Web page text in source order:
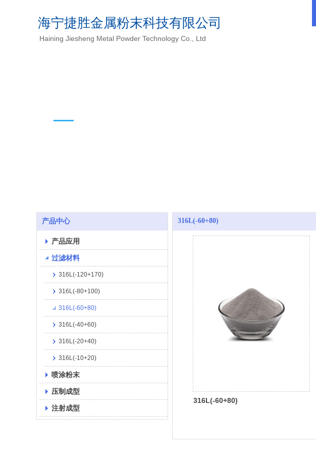
海宁捷胜金属粉末科技有限公司
Haining Jiesheng Metal Powder Technology Co., Ltd
产品中心
产品应用
过滤材料
316L(-120+170)
316L(-80+100)
316L(-60+80)
316L(-40+60)
316L(-20+40)
316L(-10+20)
喷涂粉末
压制成型
注射成型
316L(-60+80)
316L(-60+80)